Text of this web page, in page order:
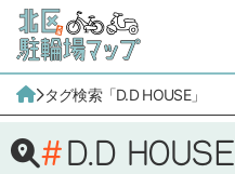
タグ検索「D.D HOUSE」
D.D HOUSE